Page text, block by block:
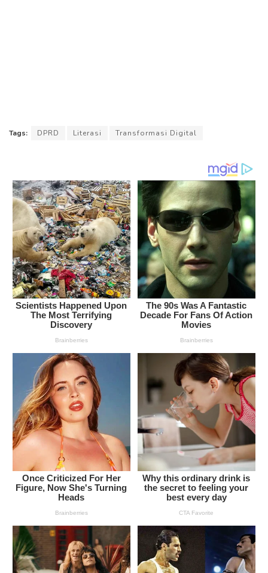
Tags: DPRD Literasi Transformasi Digital